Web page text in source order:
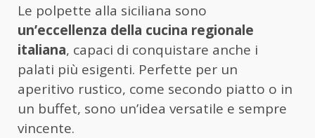
Le polpette alla siciliana sono
un’eccellenza della cucina regionale
italiana, capaci di conquistare anche i
palati più esigenti. Perfette per un
aperitivo rustico, come secondo piatto o in
un buffet, sono un’idea versatile e sempre
vincente.